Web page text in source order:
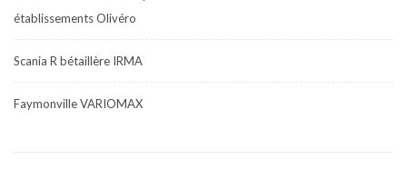
établissements Olivéro
Scania R bétaillère IRMA
Faymonville VARIOMAX